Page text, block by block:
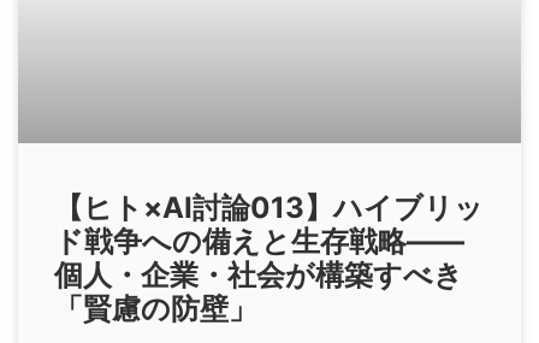
【ヒト×AI討論013】ハイブリッ
ド戦争への備えと生存戦略――
個人・企業・社会が構築すべき
「賢慮の防壁」